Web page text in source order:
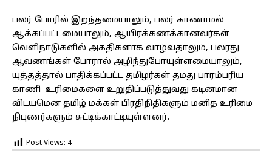
பலர் போரில் இறந்தமையாலும், பலர் காணாமல்
ஆக்கப்பட்டமையாலும், ஆயிரக்கணக்கானவர்கள்
வெளிநாடுகளில் அகதிகளாக வாழ்வதாலும், பலரது
ஆவணங்கள் போரால் அழிந்துபோயுள்ளமையாலும்,
யுத்தத்தால் பாதிக்கப்பட்ட தமிழர்கள் தமது பாரம்பரிய
காணி உரிமைகளை உறுதிப்படுத்துவது கடினமான
விடயமென தமிழ் மக்கள் பிரதிநிதிகளும் மனித உரிமை
நிபுணர்களும் சுட்டிக்காட்டியுள்ளனர்.
Post Views: 4